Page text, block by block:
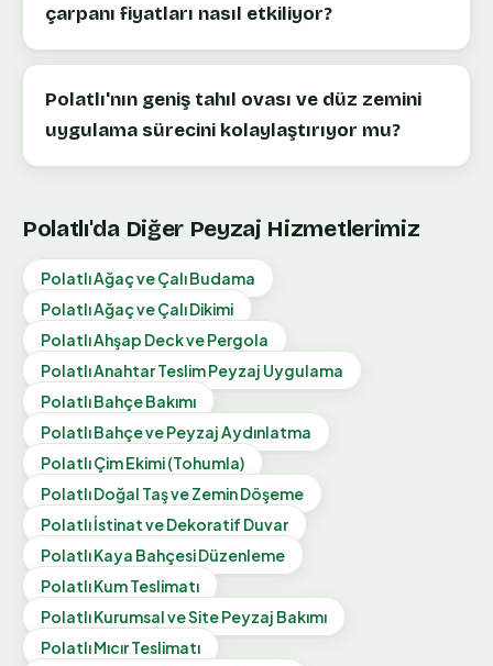
çarpanı fiyatları nasıl etkiliyor?
Polatlı'nın geniş tahıl ovası ve düz zemini
uygulama sürecini kolaylaştırıyor mu?
Polatlı'da Diğer Peyzaj Hizmetlerimiz
PolatlıAğaç ve Çalı Budama
PolatlıAğaç ve Çalı Dikimi
PolatlıAhşap Deck ve Pergola
PolatlıAnahtar Teslim Peyzaj Uygulama
PolatlıBahçe Bakımı
PolatlıBahçe ve Peyzaj Aydınlatma
PolatlıÇim Ekimi (Tohumla)
PolatlıDoğal Taş ve Zemin Döşeme
Polatlıİstinat ve Dekoratif Duvar
PolatlıKaya Bahçesi Düzenleme
PolatlıKum Teslimatı
PolatlıKurumsal ve Site Peyzaj Bakımı
PolatlıMıcır Teslimatı